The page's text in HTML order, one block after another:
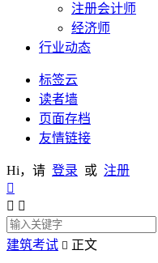
注册会计师
经济师
行业动态
标签云
读者墙
页面存档
友情链接
Hi，请 登录 或 注册

 
建筑考试  正文